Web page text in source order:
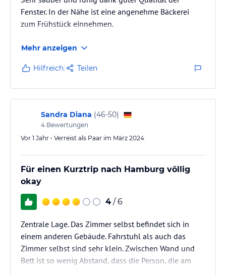
Fenster. In der Nähe ist eine angenehme Bäckerei
zum Frühstück einnehmen.
Mehr anzeigen
Hilfreich Teilen
Sandra Diana (46-50)
4 Bewertungen
Vor 1 Jahr • Verreist als Paar im März 2024
Für einen Kurztrip nach Hamburg völlig
okay
4 / 6
Zentrale Lage. Das Zimmer selbst befindet sich in
einem anderen Gebäude. Fahrstuhl als auch das
Zimmer selbst sind sehr klein. Zwischen Wand und
Bett ist so wenig Abstand, dass die Person, die am